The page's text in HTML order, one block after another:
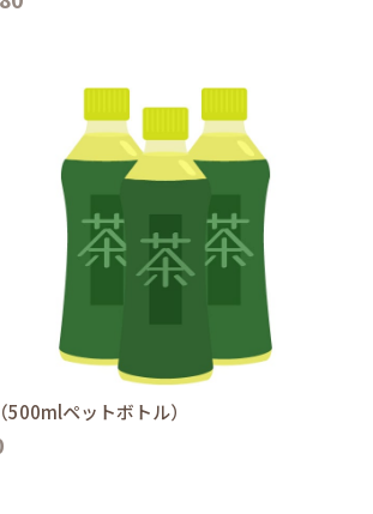
500mlペットボトル）